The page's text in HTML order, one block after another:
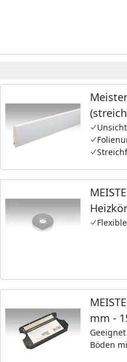
MK/
eins erhöhenlegen
MEISTER
Böden